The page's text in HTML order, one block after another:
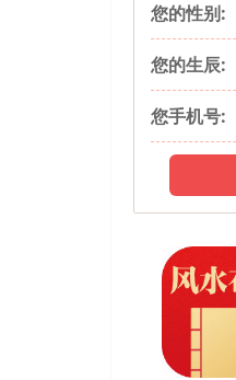
小孩名字
语毓、可缨、
诗、娜凡、函
芙茜、碧晴、
希、晗旎、瑛
绮娜、芸莜、
雪婉、虞熙、
仙、恬曼、璇
晗茗、晶芝、
琬、芝薰、倩
您的性别:
您的生辰:
您手机号: